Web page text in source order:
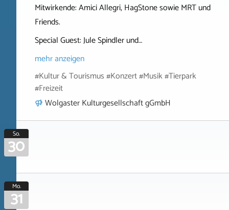
Mitwirkende: Amici Allegri, HagStone sowie MRT und
Friends.
Special Guest: Jule Spindler und…
mehr anzeigen
#Kultur & Tourismus #Konzert #Musik #Tierpark
#Freizeit
Wolgaster Kulturgesellschaft gGmbH
So.
30
Mo.
31